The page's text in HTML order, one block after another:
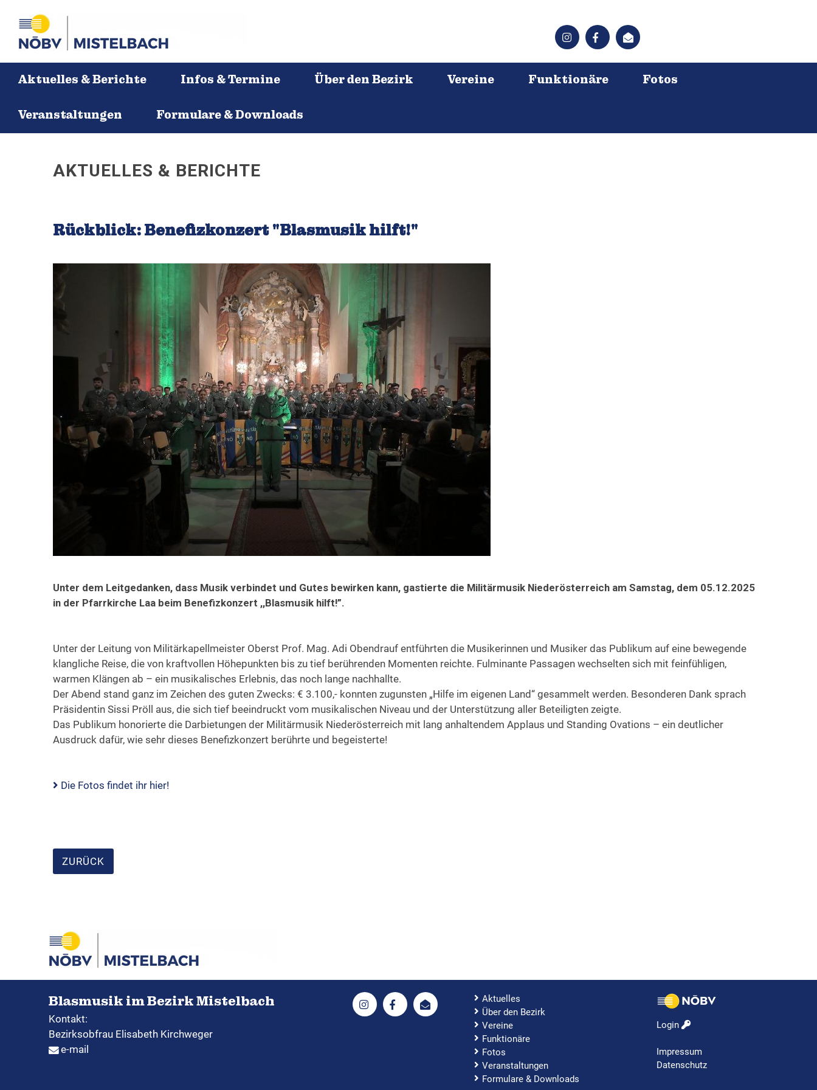
Aktuelles & Berichte Infos & Termine Über den Bezirk Vereine Funktionäre Fotos
Veranstaltungen Formulare & Downloads
AKTUELLES & BERICHTE
Rückblick: Benefizkonzert "Blasmusik hilft!"
Unter dem Leitgedanken, dass Musik verbindet und Gutes bewirken kann, gastierte die Militärmusik Niederösterreich am Samstag, dem 05.12.2025
in der Pfarrkirche Laa beim Benefizkonzert ,,Blasmusik hilft!”.
Unter der Leitung von Militärkapellmeister Oberst Prof. Mag. Adi Obendrauf entführten die Musikerinnen und Musiker das Publikum auf eine bewegende
klangliche Reise, die von kraftvollen Höhepunkten bis zu tief berührenden Momenten reichte. Fulminante Passagen wechselten sich mit feinfühligen,
warmen Klängen ab – ein musikalisches Erlebnis, das noch lange nachhallte.
Der Abend stand ganz im Zeichen des guten Zwecks: € 3.100,- konnten zugunsten „Hilfe im eigenen Land“ gesammelt werden. Besonderen Dank sprach
Präsidentin Sissi Pröll aus, die sich tief beeindruckt vom musikalischen Niveau und der Unterstützung aller Beteiligten zeigte.
Das Publikum honorierte die Darbietungen der Militärmusik Niederösterreich mit lang anhaltendem Applaus und Standing Ovations – ein deutlicher
Ausdruck dafür, wie sehr dieses Benefizkonzert berührte und begeisterte!
Die Fotos findet ihr hier!
ZURÜCK
Blasmusik im Bezirk Mistelbach
Kontakt:
Bezirksobfrau Elisabeth Kirchweger
e-mail
Aktuelles
Über den Bezirk
Vereine
Funktionäre
Fotos
Veranstaltungen
Formulare & Downloads
Login
Impressum
Datenschutz